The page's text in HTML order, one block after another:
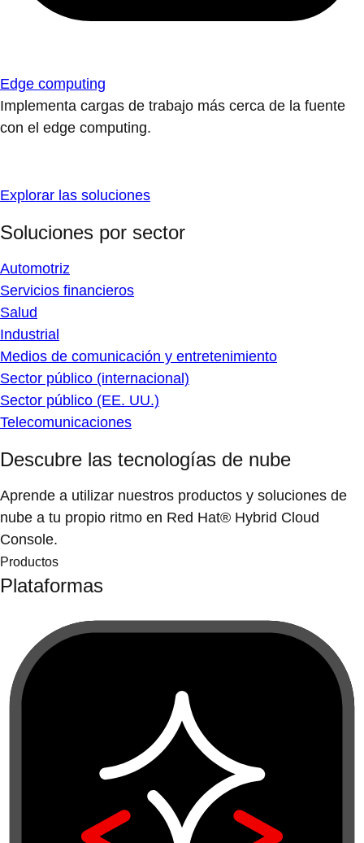
Edge computing
Implementa cargas de trabajo más cerca de la fuente
con el edge computing.
Explorar las soluciones
Soluciones por sector
Automotriz
Servicios financieros
Salud
Industrial
Medios de comunicación y entretenimiento
Sector público (internacional)
Sector público (EE. UU.)
Telecomunicaciones
Descubre las tecnologías de nube
Aprende a utilizar nuestros productos y soluciones de
nube a tu propio ritmo en Red Hat® Hybrid Cloud
Console.
Productos
Plataformas